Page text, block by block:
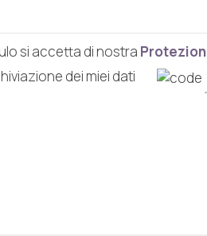
si accetta di nostra
dei miei dati